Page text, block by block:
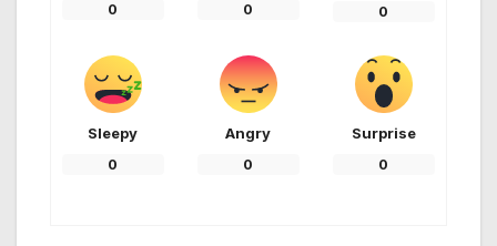
0 0 0
Sleepy
0
Angry
0
Surprise
0